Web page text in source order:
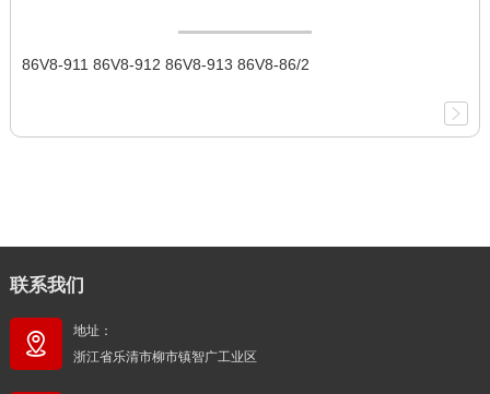
86V8-911 86V8-912 86V8-913 86V8-86/2
联系我们
地址：
浙江省乐清市柳市镇智广工业区